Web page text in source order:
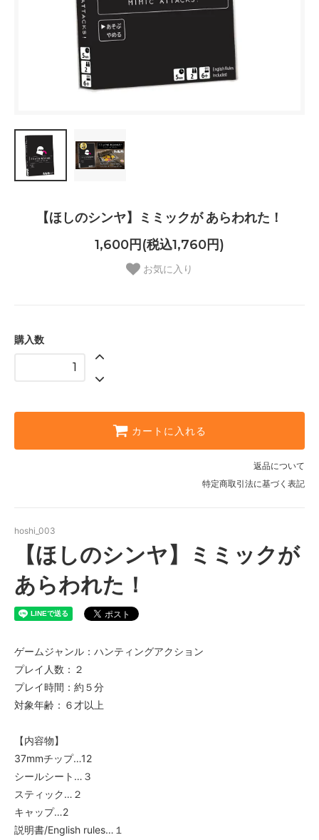
【ほしのシンヤ】ミミックが あらわれた！
1,600円(税込1,760円)
お気に入り
購入数
カートに入れる
返品について
特定商取引法に基づく表記
hoshi_003
【ほしのシンヤ】ミミックが
あらわれた！
ゲームジャンル：ハンティングアクション
プレイ人数：２
プレイ時間：約５分
対象年齢：６才以上
【内容物】
37mmチップ…12
シールシート…３
スティック…２
キャップ…2
説明書/English rules…１